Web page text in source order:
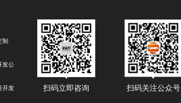
制
发公
开发 扫码立即咨询 扫码关注公众号